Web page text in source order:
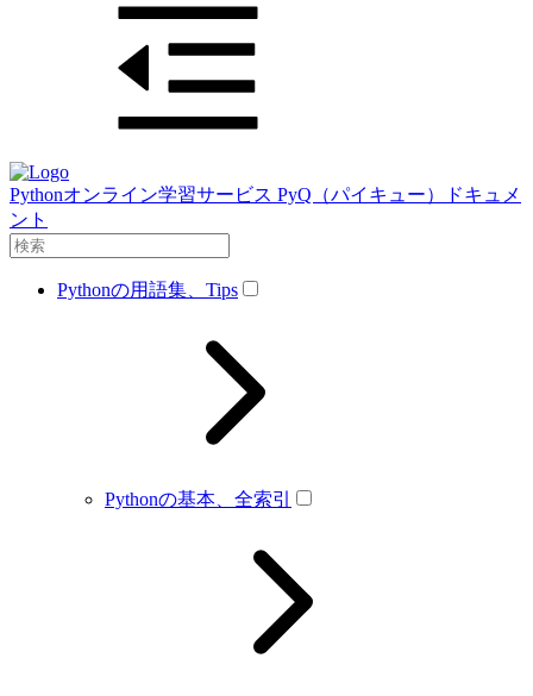
Pythonオンライン学習サービス PyQ（パイキュー）ドキュメ
ント
Pythonの用語集、Tips
Pythonの基本、全索引